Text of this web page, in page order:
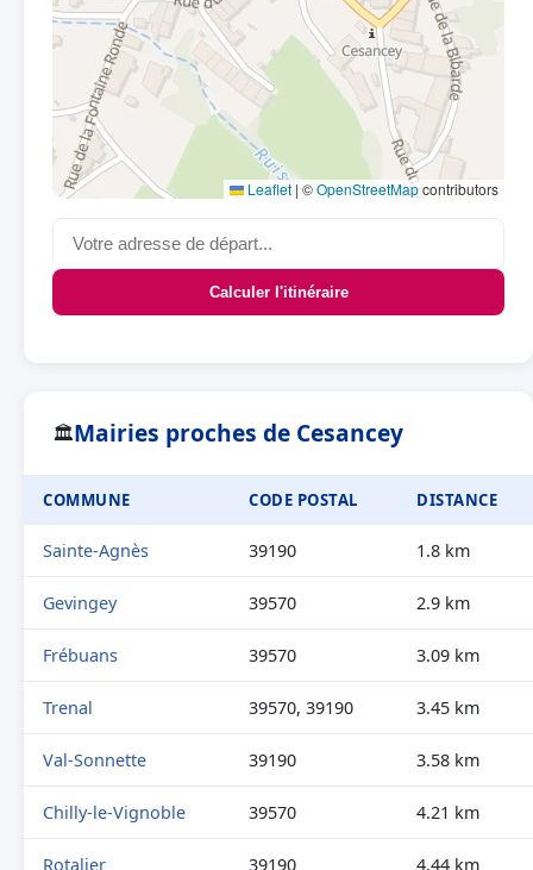
Leaflet | ©OpenStreetMapcontributors
Calculer l'itinéraire
🏛Mairies proches de Cesancey
COMMUNE CODE POSTAL DISTANCE
Sainte-Agnès 39190 1.8 km
Gevingey 39570 2.9 km
Frébuans 39570 3.09 km
Trenal 39570, 39190 3.45 km
Val-Sonnette 39190 3.58 km
Chilly-le-Vignoble 39570 4.21 km
Rotalier 39190 4.44 km